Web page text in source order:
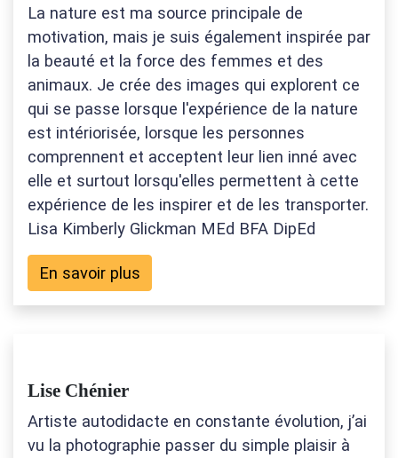
La nature est ma source principale de
motivation, mais je suis également inspirée par
la beauté et la force des femmes et des
animaux. Je crée des images qui explorent ce
qui se passe lorsque l'expérience de la nature
est intériorisée, lorsque les personnes
comprennent et acceptent leur lien inné avec
elle et surtout lorsqu'elles permettent à cette
expérience de les inspirer et de les transporter.
Lisa Kimberly Glickman MEd BFA DipEd
En savoir plus
Lise Chénier
Artiste autodidacte en constante évolution, j’ai
vu la photographie passer du simple plaisir à